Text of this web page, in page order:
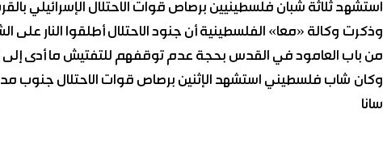
استشهد ثلاثة شبان فلسطينيين برصاص قوات الاحتلال الإسرائيلي
وذكرت وكالة «معا» الفلسطينية أن جنود الاحتلال أطلقوا النار على
من باب العامود في القدس بحجة عدم توقفهم للتفتيش ما أدى
وكان شاب فلسطيني استشهد الإثنين برصاص قوات الاحتلال جنوب
سانا